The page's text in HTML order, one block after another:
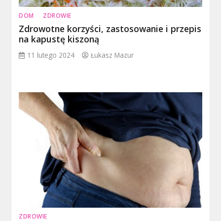
DOM ZDROWIE
Zdrowotne korzyści, zastosowanie i przepis
na kapustę kiszoną
11 lutego 2024 Łukasz Mazur
ZDROWIE